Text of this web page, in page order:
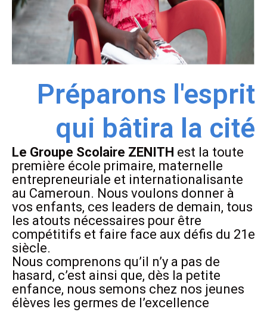
Préparons l'esprit
qui bâtira la cité
Le Groupe Scolaire ZENITH est la toute
première école primaire, maternelle
entrepreneuriale et internationalisante
au Cameroun. Nous voulons donner à
vos enfants, ces leaders de demain, tous
les atouts nécessaires pour être
compétitifs et faire face aux défis du 21e
siècle.
Nous comprenons qu’il n’y a pas de
hasard, c’est ainsi que, dès la petite
enfance, nous semons chez nos jeunes
élèves les germes de l’excellence